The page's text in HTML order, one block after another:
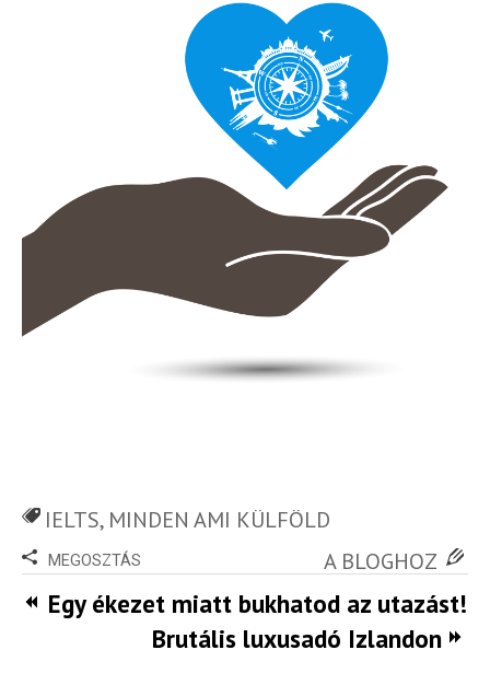
IELTS, MINDEN AMI KÜLFÖLD
MEGOSZTÁS A BLOGHOZ
Egy ékezet miatt bukhatod az utazást!
Brutális luxusadó Izlandon